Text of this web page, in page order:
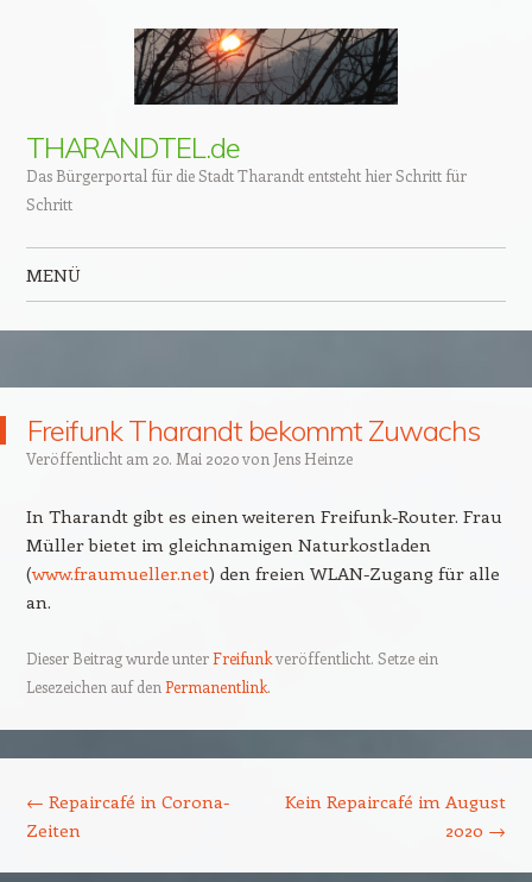
THARANDTEL.de
Das Bürgerportal für die Stadt Tharandt entsteht hier Schritt für
Schritt
MENÜ
Freifunk Tharandt bekommt Zuwachs
Veröffentlicht am 20. Mai 2020von Jens Heinze
In Tharandt gibt es einen weiteren Freifunk-Router. Frau
Müller bietet im gleichnamigen Naturkostladen
(www.fraumueller.net) den freien WLAN-Zugang für alle
an.
Dieser Beitrag wurde unterFreifunkveröffentlicht. Setze ein
Lesezeichen auf den Permanentlink.
← Repaircafé in Corona-
Zeiten
Kein Repaircafé im August
2020 →